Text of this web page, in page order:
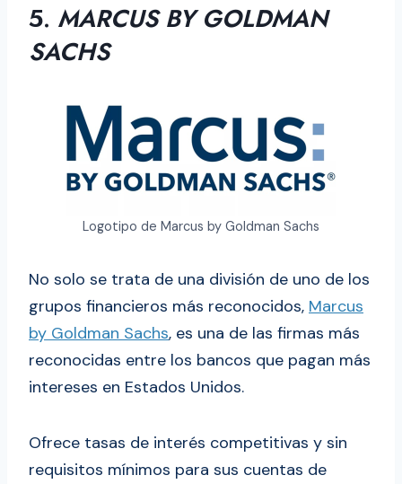
5. MARCUS BY GOLDMAN
SACHS
Logotipo de Marcus by Goldman Sachs
No solo se trata de una división de uno de los
grupos financieros más reconocidos, Marcus
by Goldman Sachs, es una de las firmas más
reconocidas entre los bancos que pagan más
intereses en Estados Unidos.
Ofrece tasas de interés competitivas y sin
requisitos mínimos para sus cuentas de